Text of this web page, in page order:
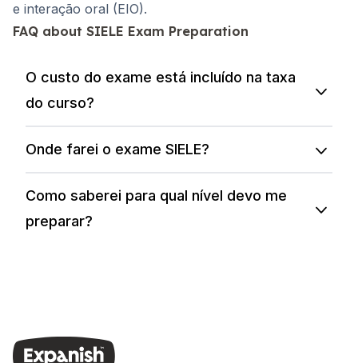
e interação oral (EIO).
FAQ about SIELE Exam Preparation
O custo do exame está incluído na taxa
do curso?
Onde farei o exame SIELE?
Como saberei para qual nível devo me
preparar?